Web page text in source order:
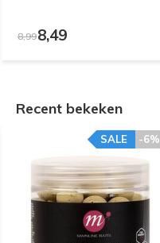
8,998,49
Recent bekeken
-6%
SALE